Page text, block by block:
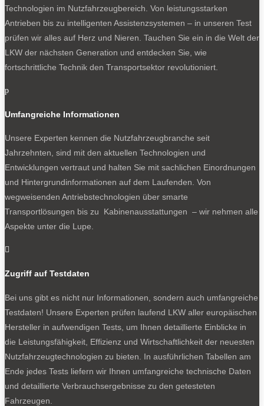
Technologien im Nutzfahrzeugbereich. Von leistungsstarken
Antrieben bis zu intelligenten Assistenzsystemen – in unseren Test
prüfen wir alles auf Herz und Nieren. Tauchen Sie ein in die Welt der
LKW der nächsten Generation und entdecken Sie, wie
fortschrittliche Technik den Transportsektor revolutioniert.
p
Umfangreiche Informationen
Unsere Experten kennen die Nutzfahrzeugbranche seit
Jahrzehnten, sind mit den aktuellen Technologien und
Entwicklungen vertraut und halten Sie mit sachlichen Einordnungen
und Hintergrundinformationen auf dem Laufenden. Von
wegweisenden Antriebstechnologien über smarte
Transportlösungen bis zu Kabinenausstattungen – wir nehmen alle
Aspekte unter die Lupe.

Zugriff auf Testdaten
Bei uns gibt es nicht nur Informationen, sondern auch umfangreiche
Testdaten! Unsere Experten prüfen laufend LKW aller europäischen
Hersteller in aufwendigen Tests, um Ihnen detaillierte Einblicke in
die Leistungsfähigkeit, Effizienz und Wirtschaftlichkeit der neuesten
Nutzfahrzeugtechnologien zu bieten. In ausführlichen Tabellen am
Ende jedes Tests liefern wir Ihnen umfangreiche technische Daten
und detaillierte Verbrauchsergebnisse zu den getesteten
Fahrzeugen.